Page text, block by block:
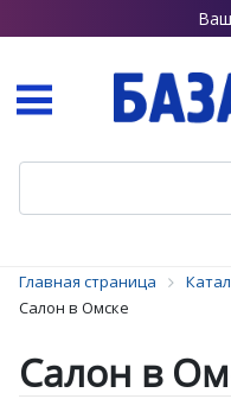
Главная страница
Салон в Омске
Салон в